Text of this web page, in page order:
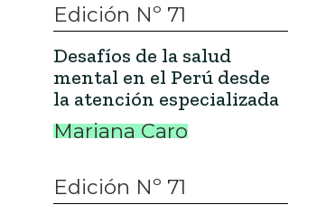
Edición Nº 71
Desafíos de la salud
mental en el Perú desde
la atención especializada
Mariana Caro
Edición Nº 71